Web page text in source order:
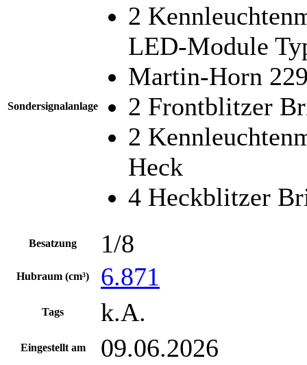
Sondersignalanlage
2
LED-Module
Martin-Horn
2 Frontblitzer
2
Heck
4 Heckblitzer
Besatzung 1/8
Hubraum (cm³) 6.871
Tags k.A.
Eingestellt am 09.06.2026